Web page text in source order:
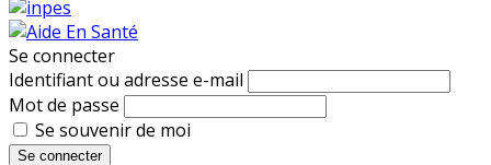
Se connecter
Identifiant ou adresse e-mail
Mot de passe
Se souvenir de moi
Se connecter